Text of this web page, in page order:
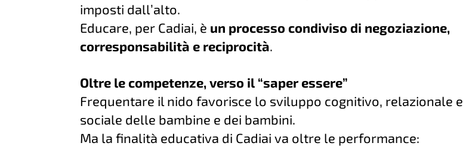
imposti dall’alto.
Educare, per Cadiai, è un processo condiviso di negoziazione,
corresponsabilità e reciprocità.
Oltre le competenze, verso il “saper essere”
Frequentare il nido favorisce lo sviluppo cognitivo, relazionale e
sociale delle bambine e dei bambini.
Ma la finalità educativa di Cadiai va oltre le performance: